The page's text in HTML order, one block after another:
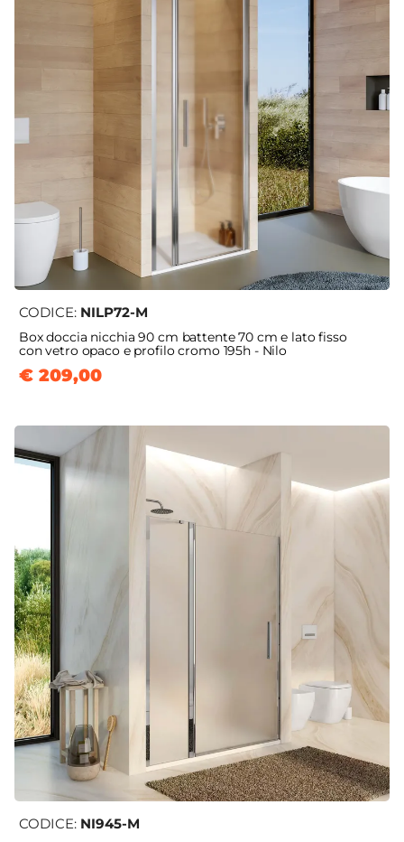
CODICE: NILP72-M
Box doccia nicchia 90 cm battente 70 cm e lato fisso
con vetro opaco e profilo cromo 195h - Nilo
€ 209,00
CODICE: NI945-M